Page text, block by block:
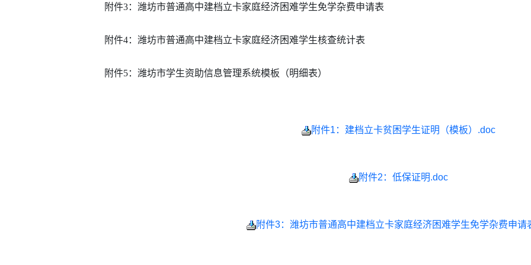
附件3：潍坊市普通高中建档立卡家庭经济困难学生免学杂费申请表
附件4：潍坊市普通高中建档立卡家庭经济困难学生核查统计表
附件5：潍坊市学生资助信息管理系统模板（明细表）
附件1：建档立卡贫困学生证明（模板）.doc
附件2：低保证明.doc
附件3：潍坊市普通高中建档立卡家庭经济困难学生免学杂费申请